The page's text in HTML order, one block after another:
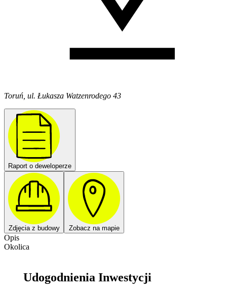
Toruń, ul. Łukasza Watzenrodego 43
Raport o deweloperze
Zdjęcia z budowy Zobacz na mapie
Opis
Okolica
Udogodnienia Inwestycji